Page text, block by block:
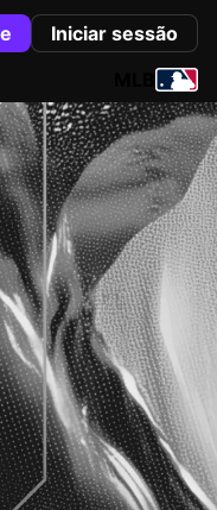
Iniciar sessão